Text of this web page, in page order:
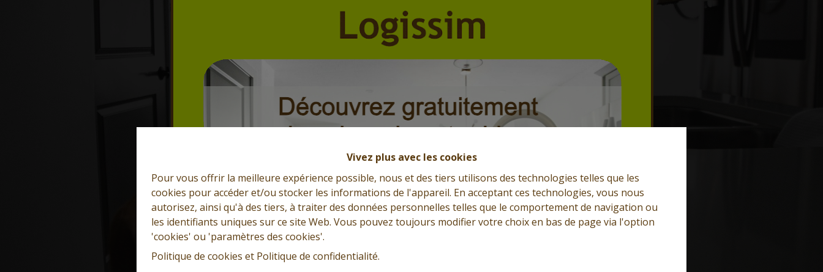
Vivez plus avec les cookies
Pour vous offrir la meilleure expérience possible, nous et des tiers utilisons des technologies telles que les
cookies pour accéder et/ou stocker les informations de l'appareil. En acceptant ces technologies, vous nous
autorisez, ainsi qu'à des tiers, à traiter des données personnelles telles que le comportement de navigation ou
les identifiants uniques sur ce site Web. Vous pouvez toujours modifier votre choix en bas de page via l'option
'cookies' ou 'paramètres des cookies'.
Politique de cookies et Politique de confidentialité.
Et l'immobilier s'exprime